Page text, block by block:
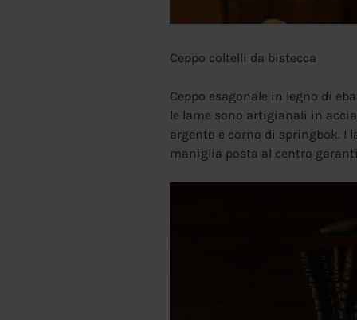
Ceppo coltelli da bistecca
Ceppo esagonale in legno di
le lame sono artigianali in
argento e corno di springbok. I
maniglia posta al centro